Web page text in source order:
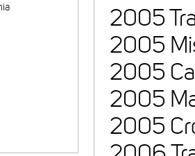
2005
2005
2005
2005
2005